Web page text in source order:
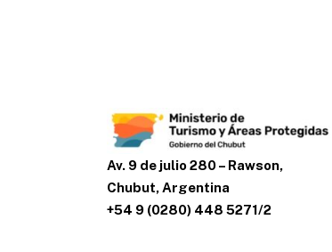
Av. 9 de julio 280 – Rawson,
Chubut, Argentina
+54 9 (0280) 448 5271/2